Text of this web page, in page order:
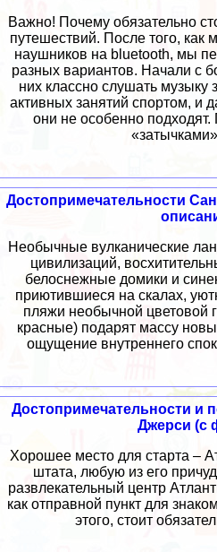
Важно! Почему обязательно
путешествий. После того,
наушников на bluetooth, мы
разных вариантов. Начали с
них классно слушать музыку
активных занятий спортом, и
они не особенно
Достопримечательности
Необычные вулканические
цивилизаций,
белоснежные домики и
приютившиеся на скалах,
пляжи необычной цветовой
красные) подарят массу
ощущение внутреннего
Достопримечательности и
Джерси (с
Хорошее место для старта –
штата, любую из его
развлекательный центр
как отправной пункт для
этого, стоит